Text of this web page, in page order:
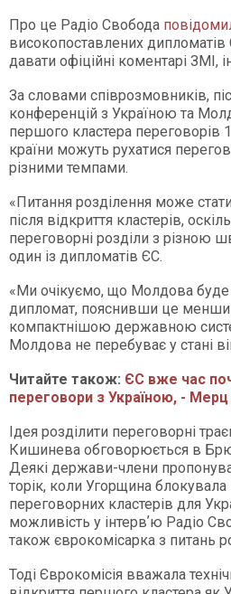
Про це Радіо Свобода
високопоставлених
давати офіційні коментарі ЗМІ,
За словами співрозмовників,
конференцій з Україною та
першого кластера переговорів
країни можуть рухатися
різними темпами.
«Питання розділення може
після відкриття кластерів,
переговорні розділи з різною
один із дипломатів ЄС.
«Ми очікуємо, що Молдова
дипломат, пояснивши це
компактнішою державною
Молдова не перебуває у стані
Читайте також: ЄС вже час
переговори з Україною, - Мерц
Ідея розділити переговорні
Кишинева обговорюється в
Деякі держави-члени
торік, коли Угорщина блокувала
переговорних кластерів для
можливість у інтервʼю Радіо
також єврокомісарка з питань
Тоді Єврокомісія вважала